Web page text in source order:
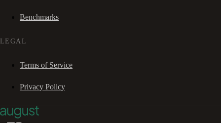
Benchmarks
LEGAL
Terms of Service
Privacy Policy